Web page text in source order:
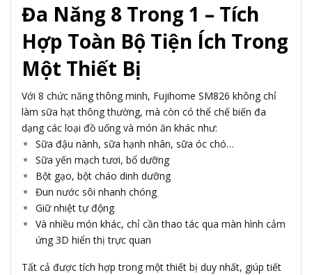
Đa Năng 8 Trong 1 – Tích
Hợp Toàn Bộ Tiện Ích Trong
Một Thiết Bị
Với 8 chức năng thông minh, Fujihome SM826 không chỉ
làm sữa hạt thông thường, mà còn có thể chế biến đa
dạng các loại đồ uống và món ăn khác như:
Sữa đậu nành, sữa hạnh nhân, sữa óc chó…
Sữa yến mạch tươi, bổ dưỡng
Bột gạo, bột cháo dinh dưỡng
Đun nước sôi nhanh chóng
Giữ nhiệt tự động
Và nhiều món khác, chỉ cần thao tác qua màn hình cảm
ứng 3D hiển thị trực quan
Tất cả được tích hợp trong một thiết bị duy nhất, giúp tiết